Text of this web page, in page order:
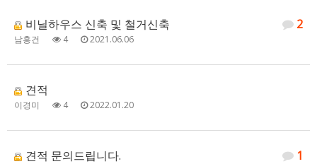
2
비닐하우스 신축 및 철거신축
남홍건 4 2021.06.06
견적
이경미 4 2022.01.20
1
견적 문의드립니다.